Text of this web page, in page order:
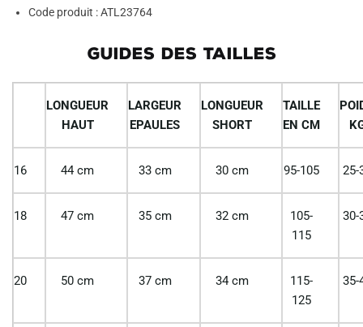
Code produit : ATL23764
GUIDES DES TAILLES
LONGUEUR
HAUT
LARGEUR
EPAULES
LONGUEUR
SHORT
TAILLE
EN CM
16 44 cm 33 cm 30 cm 95-105 25-
18 47 cm 35 cm 32 cm
105-
115
30-
20 50 cm 37 cm 34 cm
115-
125
35-